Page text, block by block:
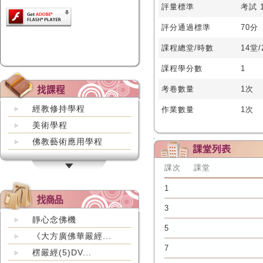
經教修持學程
美術學程
佛教藝術應用學程
靜心念佛機
《大方廣佛華嚴經...
楞嚴經(5)DV...
評量標準 考試
評分通過標準 70分
課程總堂/時數 14堂/
課程學分數 1
考卷數量 1次
作業數量 1次
課次 課堂
1
3
5
7